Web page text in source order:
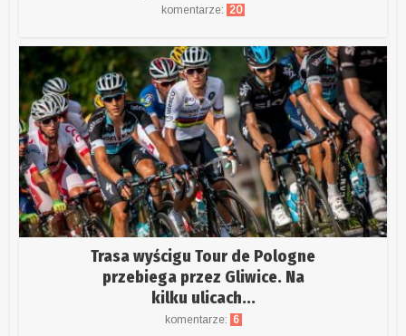
komentarze: 20
Trasa wyścigu Tour de Pologne
przebiega przez Gliwice. Na
kilku ulicach...
komentarze: 6